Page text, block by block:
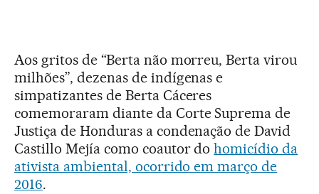
Aos gritos de “Berta não morreu, Berta virou
milhões”, dezenas de indígenas e
simpatizantes de Berta Cáceres
comemoraram diante da Corte Suprema de
Justiça de Honduras a condenação de David
Castillo Mejía como coautor dohomicídio da
ativista ambiental, ocorrido em março de
2016.